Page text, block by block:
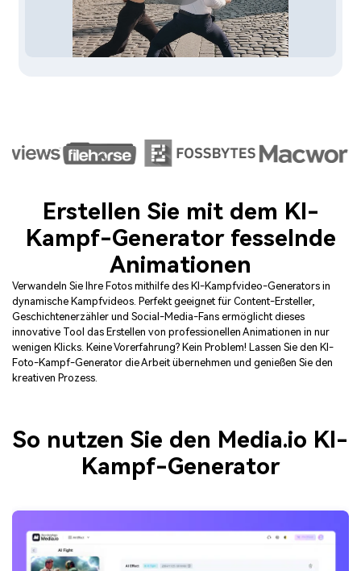
Erstellen Sie mit dem KI-
Kampf-Generator fesselnde
Animationen
Verwandeln Sie Ihre Fotos mithilfe des KI-Kampfvideo-Generators in
dynamische Kampfvideos. Perfekt geeignet für Content-Ersteller,
Geschichtenerzähler und Social-Media-Fans ermöglicht dieses
innovative Tool das Erstellen von professionellen Animationen in nur
wenigen Klicks. Keine Vorerfahrung? Kein Problem! Lassen Sie den KI-
Foto-Kampf-Generator die Arbeit übernehmen und genießen Sie den
kreativen Prozess.
So nutzen Sie den Media.io KI-
Kampf-Generator